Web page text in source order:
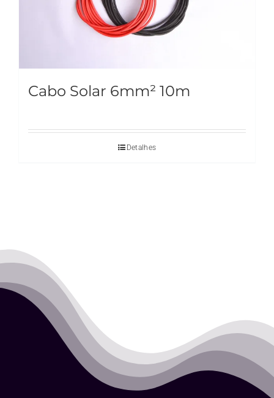
Cabo Solar 6mm² 10m
Detalhes